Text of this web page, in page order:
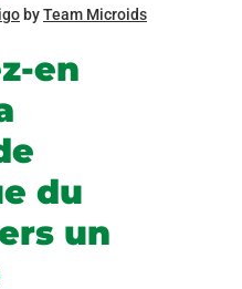
byTeam Microids
en
du
un